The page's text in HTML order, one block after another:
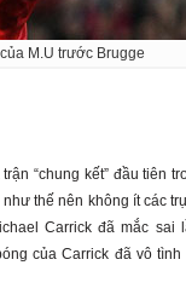
M.U trước Brugge
“chung kết” đầu tiên
thế nên không ít các
Carrick đã mắc sai
của Carrick đã vô